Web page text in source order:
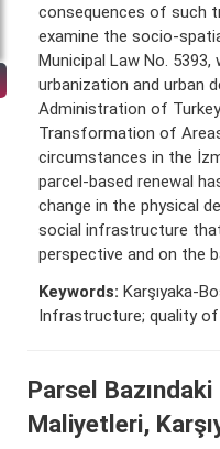
consequences of such
examine the socio-
Municipal Law No.
urbanization and urban
Administration of
Transformation of
circumstances in the
parcel-based renewal
change in the physical
social infrastructure
perspective and on the
Keywords: Karşıyaka-
Infrastructure; quality
Parsel
Maliyetleri,